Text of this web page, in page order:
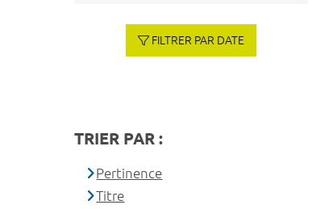
FILTRER PAR DATE
TRIER PAR :
Pertinence
Titre